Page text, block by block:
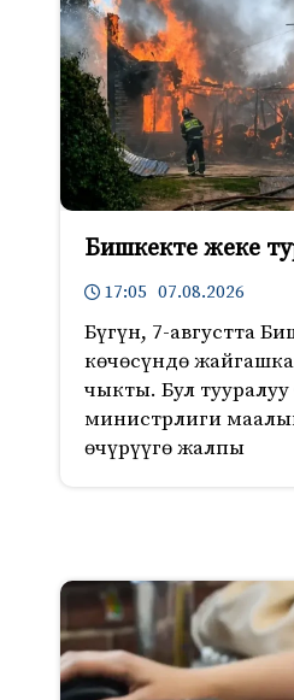
Бишкекте жеке
17:05 07.08.2026
Бүгүн, 7-августта
көчөсүндө
чыкты. Бул
министрлиги
өчүрүүгө жалпы